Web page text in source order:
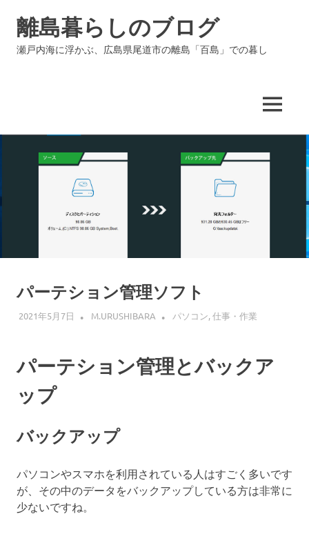
離島暮らしのブログ
瀬戸内海に浮かぶ、広島県尾道市の離島「百島」での暮し
MENU
パーテション管理ソフト
2021年5月7日 M.URUSHIBARA パソコン,仕事・作業
パーテション管理とバックア
ップ
バックアップ
パソコンやスマホを利用されている人はすごく多いです
が、その中のデータをバックアップしている方は非常に
少ないですね。